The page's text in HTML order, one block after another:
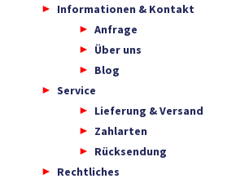
Informationen & Kontakt
Anfrage
Über uns
Blog
Service
Lieferung & Versand
Zahlarten
Rücksendung
Rechtliches